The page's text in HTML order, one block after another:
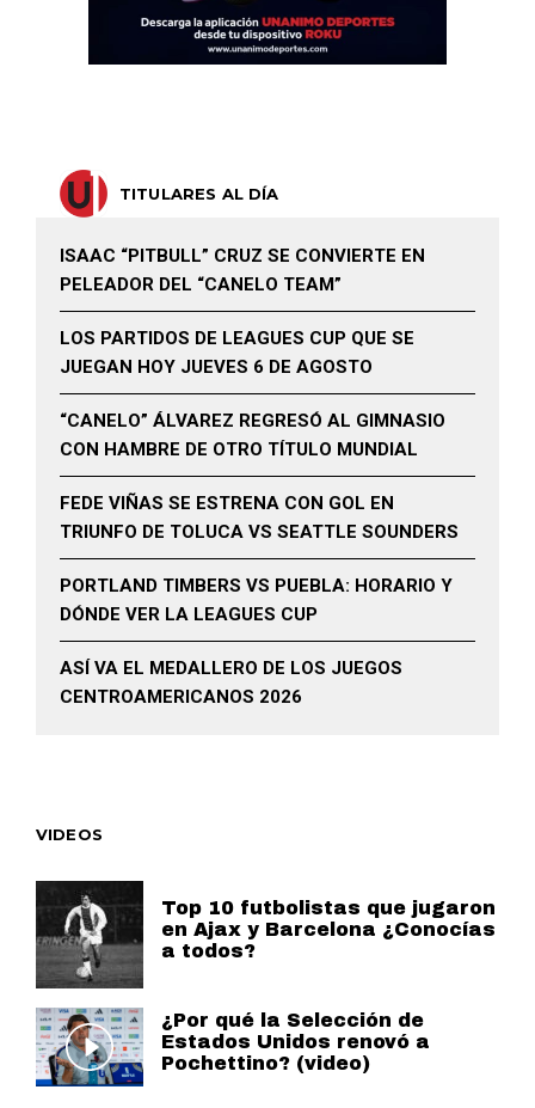
TITULARES AL DÍA
ISAAC “PITBULL” CRUZ SE CONVIERTE EN
PELEADOR DEL “CANELO TEAM”
LOS PARTIDOS DE LEAGUES CUP QUE SE
JUEGAN HOY JUEVES 6 DE AGOSTO
“CANELO” ÁLVAREZ REGRESÓ AL GIMNASIO
CON HAMBRE DE OTRO TÍTULO MUNDIAL
FEDE VIÑAS SE ESTRENA CON GOL EN
TRIUNFO DE TOLUCA VS SEATTLE SOUNDERS
PORTLAND TIMBERS VS PUEBLA: HORARIO Y
DÓNDE VER LA LEAGUES CUP
ASÍ VA EL MEDALLERO DE LOS JUEGOS
CENTROAMERICANOS 2026
VIDEOS
Top 10 futbolistas que jugaron
en Ajax y Barcelona ¿Conocías
a todos?
¿Por qué la Selección de
Estados Unidos renovó a
Pochettino? (video)